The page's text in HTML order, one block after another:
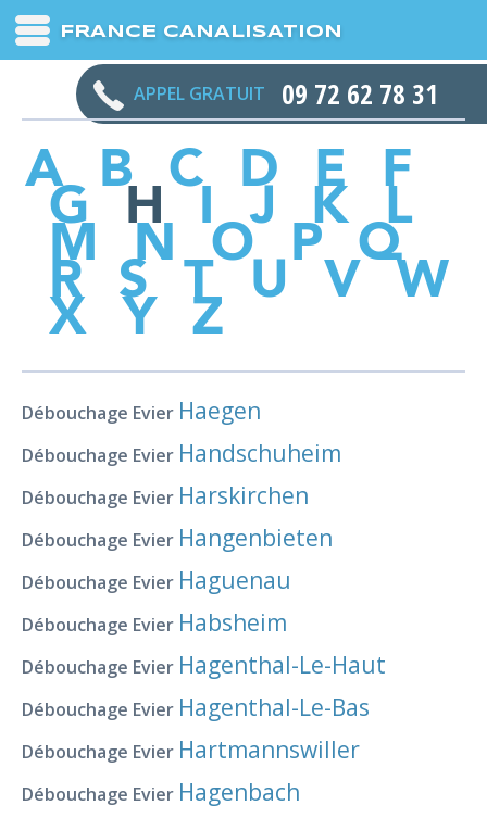
FRANCE CANALISATION
APPEL GRATUIT 09 72 62 78 31
A B C D E F
G H I J K L
M N O P Q
R S T U V W
X Y Z
Débouchage Evier Haegen
Débouchage Evier Handschuheim
Débouchage Evier Harskirchen
Débouchage Evier Hangenbieten
Débouchage Evier Haguenau
Débouchage Evier Habsheim
Débouchage Evier Hagenthal-Le-Haut
Débouchage Evier Hagenthal-Le-Bas
Débouchage Evier Hartmannswiller
Débouchage Evier Hagenbach